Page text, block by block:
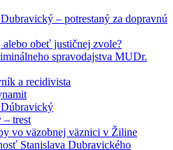
– potrestaný za dopravnú
alebo obeť justičnej zvole?
spravodajstva MUDr.
a recidivista
trest
vo väzobnej väznici v Žiline
Stanislava Dubravického